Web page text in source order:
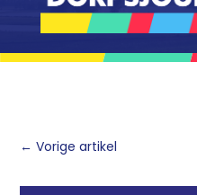
←Vorige artikel